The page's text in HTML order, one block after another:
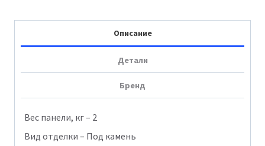
Алтай
Описание
Детали
Бренд
Вес панели, кг – 2
Вид отделки – Под камень